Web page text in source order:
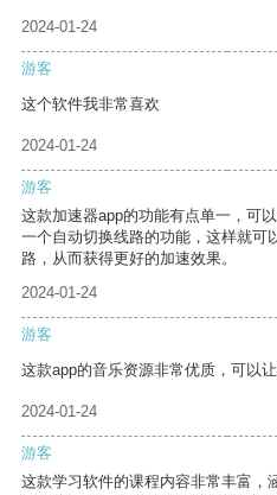
2024-01-24
游客
这个软件我非常喜欢
2024-01-24
游客
这款加速器app的功能有点单一，可
一个自动切换线路的功能，这样就可
路，从而获得更好的加速效果。
2024-01-24
游客
这款app的音乐资源非常优质，可以
2024-01-24
游客
这款学习软件的课程内容非常丰富，